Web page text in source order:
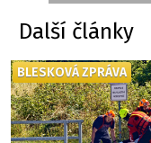
Další články
BLESKOVÁ ZPRÁVA